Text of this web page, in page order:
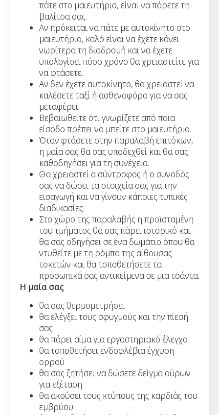
πάτε στο μαιευτήριο, είναι να πάρετε τη
βαλίτσα σας.
Αν πρόκειται να πάτε με αυτοκίνητο στο
μαιευτήριο, καλό είναι να έχετε κάνει
νωρίτερα τη διαδρομή και να έχετε
υπολογίσει πόσο χρόνο θα χρειαστείτε για
να φτάσετε.
Αν δεν έχετε αυτοκίνητο, θα χρειαστεί να
καλέσετε ταξί ή ασθενοφόρο για να σας
μεταφέρει.
Βεβαιωθείτε ότι γνωρίζετε από ποια
είσοδο πρέπει να μπείτε στο μαιευτήριο.
Όταν φτάσετε στην παραλαβή επιτόκων,
η μαία σας θα σας υποδεχθεί και θα σας
καθοδηγήσει για τη συνέχεια.
Θα χρειαστεί ο σύντροφος ή ο συνοδός
σας να δώσει τα στοιχεία σας για την
εισαγωγή και να γίνουν κάποιες τυπικές
διαδικασίες.
Στο χώρο της παραλαβής η προϊσταμένη
του τμήματος θα σας πάρει ιστορικό και
θα σας οδηγήσει σε ένα δωμάτιο όπου θα
ντυθείτε με τη ρόμπα της αίθουσας
τοκετών και θα τοποθετήσετε τα
προσωπικά σας αντικείμενα σε μια τσάντα.
Η μαία σας
θα σας θερμομετρήσει
θα ελέγξει τους σφυγμούς και την πίεσή
σας
θα πάρει αίμα για εργαστηριακό έλεγχο
θα τοποθετήσει ενδοφλέβια έγχυση
ορρού
θα σας ζητήσει να δώσετε δείγμα ούρων
για εξέταση
θα ακούσει τους κτύπους της καρδιάς του
εμβρύου